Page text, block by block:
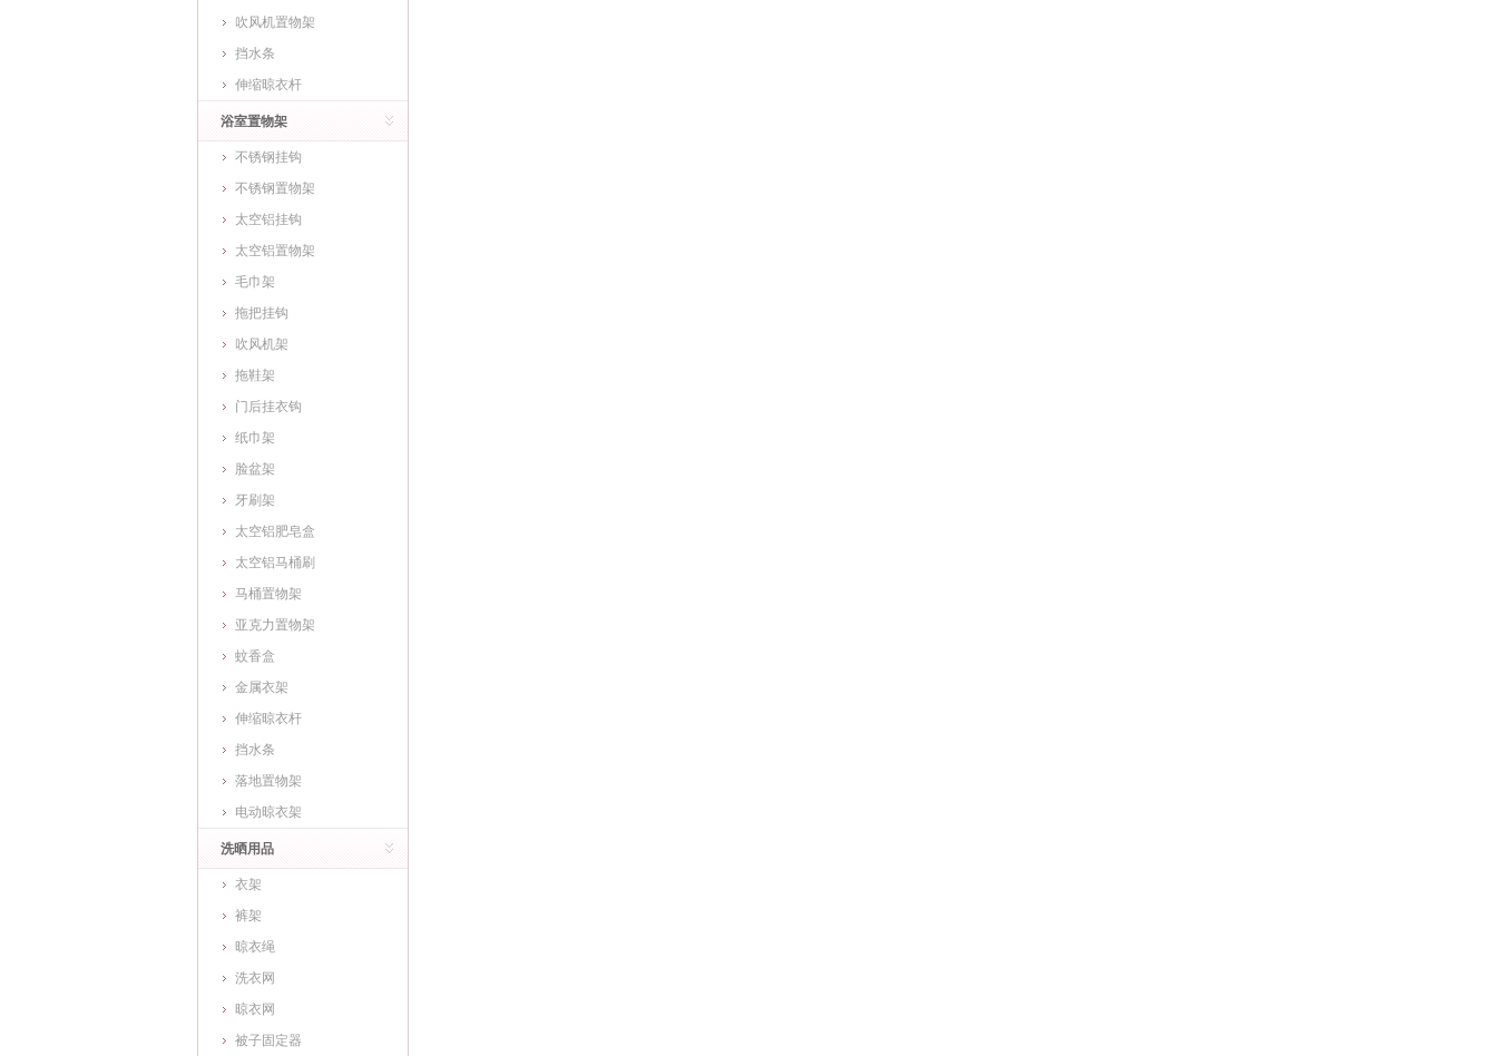
吹风机置物架
挡水条
伸缩晾衣杆
浴室置物架
不锈钢挂钩
不锈钢置物架
太空铝挂钩
太空铝置物架
毛巾架
拖把挂钩
吹风机架
拖鞋架
门后挂衣钩
纸巾架
脸盆架
牙刷架
太空铝肥皂盒
太空铝马桶刷
马桶置物架
亚克力置物架
蚊香盒
金属衣架
伸缩晾衣杆
挡水条
落地置物架
电动晾衣架
洗晒用品
衣架
裤架
晾衣绳
洗衣网
晾衣网
被子固定器